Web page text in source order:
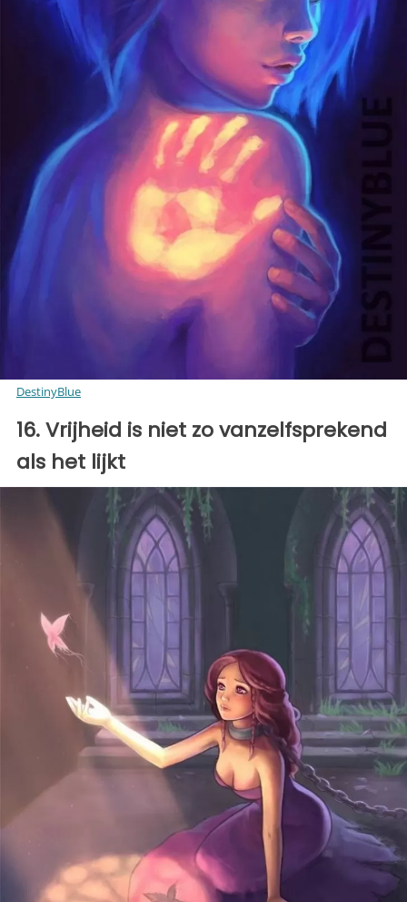
DestinyBlue
16. Vrijheid is niet zo vanzelfsprekend
als het lijkt